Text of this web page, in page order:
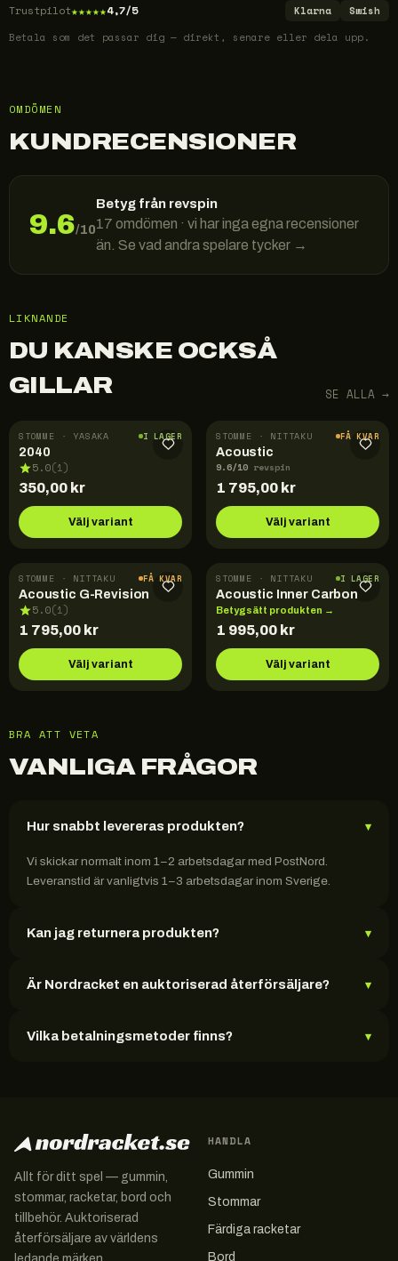
Trustpilot★★★★★4,7/5 Klarna
Swish
Betala som det passar dig — direkt, senare eller dela upp.
OMDÖMEN
KUNDRECENSIONER
9.6/10
Betyg från revspin
17 omdömen · vi har inga egna recensioner
än. Se vad andra spelare tycker →
LIKNANDE
DU KANSKE OCKSÅ
GILLAR
SE ALLA →
STOMME · YASAKA I LAGER
2040
5.0(1)
350,00 kr
Välj variant
STOMME · NITTAKU FÅ KVAR
Acoustic
9.6/10 revspin
1 795,00 kr
Välj variant
STOMME · NITTAKU FÅ KVAR
Acoustic G-Revision
5.0(1)
1 795,00 kr
Välj variant
STOMME · NITTAKU I LAGER
Acoustic Inner Carbon
Betygsätt produkten →
1 995,00 kr
Välj variant
BRA ATT VETA
VANLIGA FRÅGOR
Hur snabbt levereras produkten? ▾
Vi skickar normalt inom 1–2 arbetsdagar med PostNord.
Leveranstid är vanligtvis 1–3 arbetsdagar inom Sverige.
Kan jag returnera produkten? ▾
Är Nordracket en auktoriserad återförsäljare? ▾
Vilka betalningsmetoder finns? ▾
Allt för ditt spel — gummin,
stommar, racketar, bord och
tillbehör. Auktoriserad
återförsäljare av världens
HANDLA
Gummin
Stommar
Färdiga racketar
Bord